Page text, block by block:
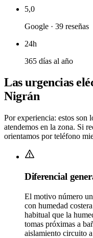
5,0
Google · 39 reseñas
24h
365 días al año
Las urgencias
Nigrán
Por experiencia: estos son
atendemos en la zona. Si
orientamos por teléfono
Diferencial
El motivo número
con humedad
habitual que la
tomas próximas a
aislamiento circuito